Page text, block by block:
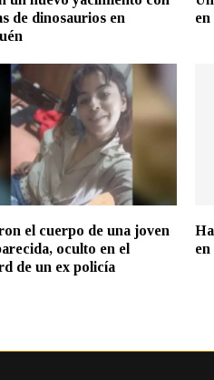
de dinosaurios en
el cuerpo de una joven
oculto en el
de un ex policía
en